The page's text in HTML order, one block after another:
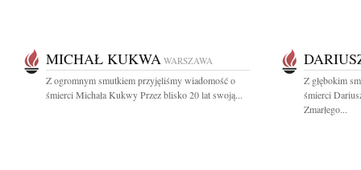
MICHAŁ KUKWA WARSZAWA
Z ogromnym smutkiem przyjęliśmy wiadomość o
śmierci Michała Kukwy Przez blisko 20 lat swoją...
Z głębokim
śmierci
Zmarłego...